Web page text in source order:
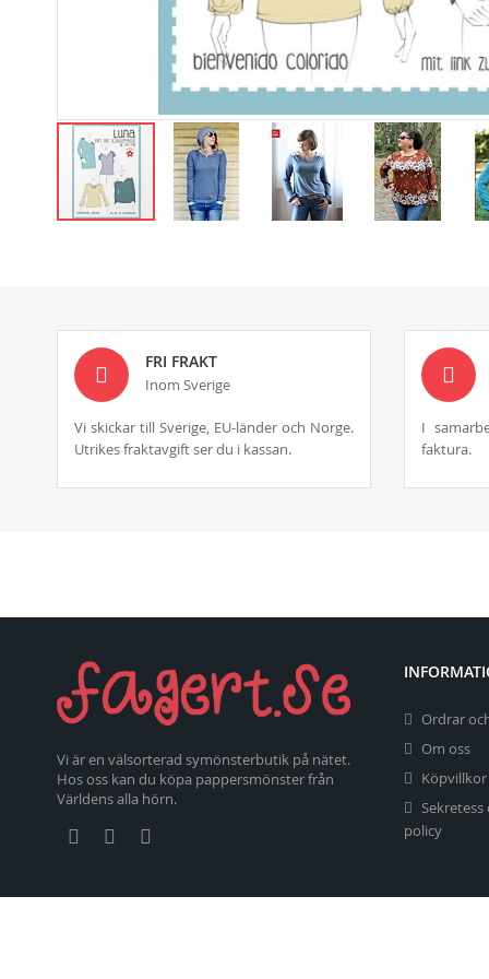
the
images
gallery
FRI FRAKT
Inom Sverige
Vi skickar till Sverige, EU-länder och Norge.
Utrikes fraktavgift ser du i kassan.
I
faktura.
Vi är en välsorterad symönsterbutik på nätet.
Hos oss kan du köpa pappersmönster från
Världens alla hörn.
Ordrar
Om oss
Köpvillkor
Sekretess
policy